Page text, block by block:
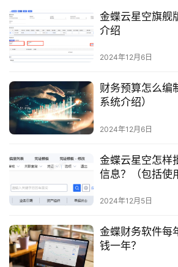
金蝶云星空旗舰
介绍
2024年12月6日
财务预算怎么编
系统介绍）
2024年12月6日
金蝶云星空怎样
信息？（包括使
2024年12月5日
金蝶财务软件每
钱一年？